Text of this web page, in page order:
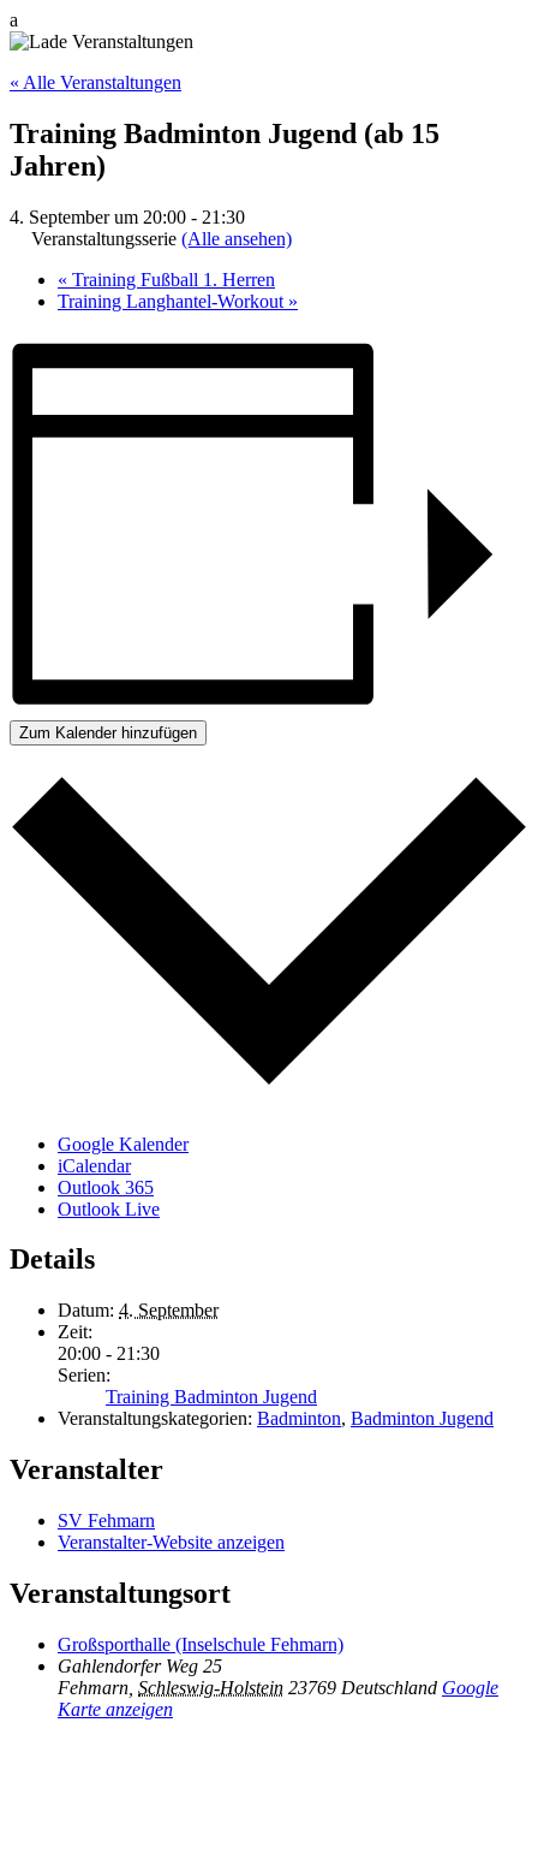
a
« Alle Veranstaltungen
Training Badminton Jugend (ab 15
Jahren)
4. September um 20:00 - 21:30
Veranstaltungsserie (Alle ansehen)
« Training Fußball 1. Herren
Training Langhantel-Workout »
Zum Kalender hinzufügen
Google Kalender
iCalendar
Outlook 365
Outlook Live
Details
Datum: 4. September
Zeit:
20:00 - 21:30
Serien:
Training Badminton Jugend
Veranstaltungskategorien: Badminton, Badminton Jugend
Veranstalter
SV Fehmarn
Veranstalter-Website anzeigen
Veranstaltungsort
Großsporthalle (Inselschule Fehmarn)
Gahlendorfer Weg 25
Fehmarn Schleswig-Holstein 23769 Deutschland Google
Karte anzeigen